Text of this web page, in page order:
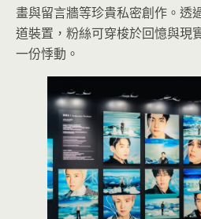
畫與留言牆等珍貴私密創作。透
道裝置，粉絲可穿梭於回憶與現
一份悸動。